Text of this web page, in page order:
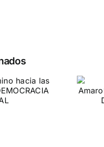
a
Amaro